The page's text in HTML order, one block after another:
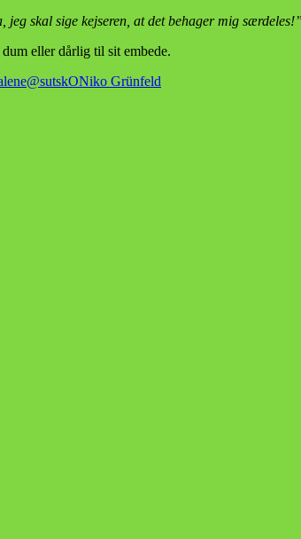
skal sige kejseren, at det behager mig særdeles!”
eller dårlig til sit embede.
Niko Grünfeld